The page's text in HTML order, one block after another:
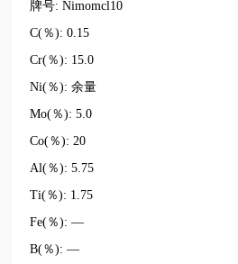
牌号: Nimomcl10
C(％): 0.15
Cr(％): 15.0
Ni(％): 余量
Mo(％): 5.0
Co(％): 20
Al(％): 5.75
Ti(％): 1.75
Fe(％): —
B(％): —